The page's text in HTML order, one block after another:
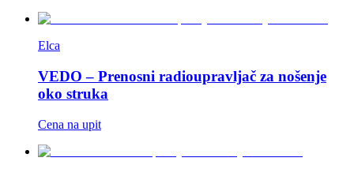
Elca
VEDO – Prenosni radioupravljač za nošenje
oko struka
Cena na upit